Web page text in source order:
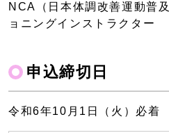
NCA（日本体調改善運動普
ョニングインストラクター
申込締切日
令和6年10月1日（火）必着